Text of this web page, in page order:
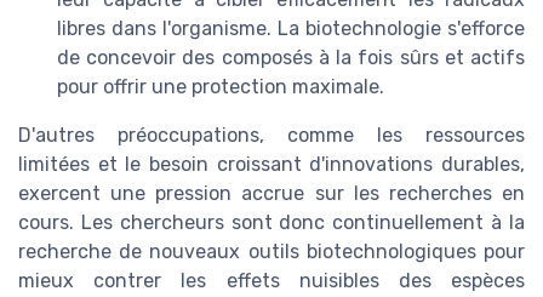
libres dans l'organisme. La biotechnologie s'efforce
de concevoir des composés à la fois sûrs et actifs
pour offrir une protection maximale.
D'autres préoccupations, comme les ressources
limitées et le besoin croissant d'innovations durables,
exercent une pression accrue sur les recherches en
cours. Les chercheurs sont donc continuellement à la
recherche de nouveaux outils biotechnologiques pour
mieux contrer les effets nuisibles des espèces